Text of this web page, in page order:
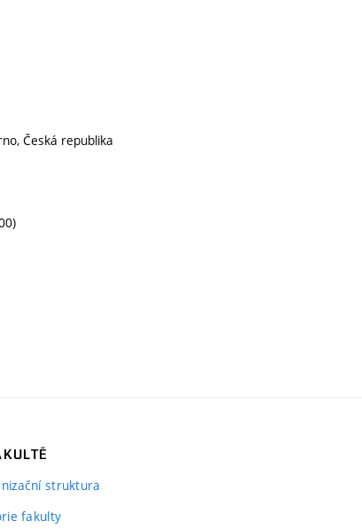
Česká republika
struktura
fakulty